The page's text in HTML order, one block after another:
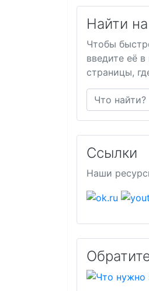
Найти
Чтобы
введите её
страницы,
Ссылки
Наши